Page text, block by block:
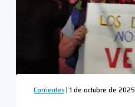
Corrientes| 1 de octubre de 2025